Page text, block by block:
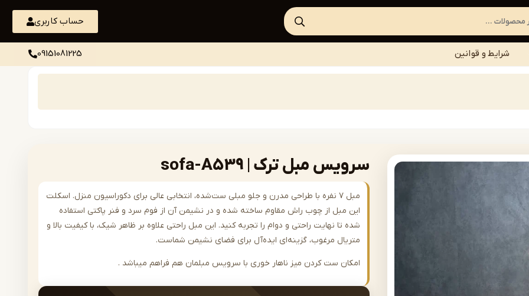
حساب کاربری
شرایط و قوانین 09151081225
سرویس مبل ترک | sofa-A539
مبل ۷ نفره با طراحی مدرن و جلو مبلی ست‌شده، انتخابی عالی برای دکوراسیون منزل. اسکلت
این مبل از چوب راش مقاوم ساخته شده و در نشیمن آن از فوم سرد و فنر پاکتی استفاده
شده تا نهایت راحتی و دوام را تجربه کنید. این مبل راحتی علاوه بر ظاهر شیک، با کیفیت بالا و
متریال مرغوب، گزینه‌ای ایده‌آل برای فضای نشیمن شماست.
امکان ست کردن میز ناهار خوری با سرویس مبلمان هم فراهم میباشد .